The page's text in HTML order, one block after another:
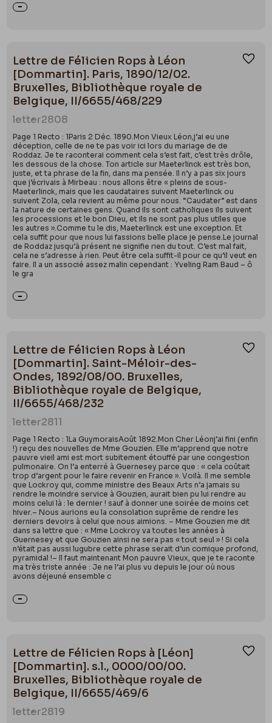
Lettre de Félicien Rops à Léon
[Dommartin]. Paris, 1890/12/02.
Bruxelles, Bibliothèque royale de
Belgique, II/6655/468/229
letter2808
Page 1 Recto : 1Paris 2 Déc. 1890.Mon Vieux Léon,j’ai eu une
déception, celle de ne te pas voir ici lors du mariage de de
Roddaz. Je te raconterai comment cela s’est fait, c’est très drôle,
les dessous de la chose. Ton article sur Maeterlinck est très bon,
juste, et ta phrase de la fin, dans ma pensée. Il n’y a pas six jours
que j’écrivais à Mirbeau : nous allons être « pleins de sous-
Maeterlinck, mais que les caudataires suivent Maeterlinck ou
suivent Zola, cela revient au même pour nous. “Caudater” est dans
la nature de certaines gens. Quand ils sont catholiques ils suivent
les processions et le bon Dieu, et ils ne sont pas plus utiles que
les autres ».Comme tu le dis, Maeterlinck est une exception. Et
cela suffit pour que nous lui fassions belle place je pense.Le journal
de Roddaz jusqu’à présent ne signifie rien du tout. C’est mal fait,
cela ne s’adresse à rien. Peut être cela suffit-il pour ce qu’il veut en
faire. Il a un associé assez malin cependant : Yveling Ram Baud – ô
le gra
Lettre de Félicien Rops à Léon
[Dommartin]. Saint-Méloir-des-
Ondes, 1892/08/00. Bruxelles,
Bibliothèque royale de Belgique,
II/6655/468/232
letter2811
Page 1 Recto : 1La GuymoraisAoût 1892.Mon Cher Léonj’ai fini (enfin
!) reçu des nouvelles de Mme Gouzien. Elle m’apprend que notre
pauvre vieil ami est mort subitement étouffé par une congestion
pulmonaire. On l’a enterré à Guernesey parce que : « cela coûtait
trop d’argent pour le faire revenir en France ». Voilà. Il me semble
que Lockroy qui, comme ministre des Beaux Arts n’a jamais su
rendre le moindre service à Gouzien, aurait bien pu lui rendre au
moins celui là : le dernier ! sauf à donner une soirée de moins cet
hiver.– Nous aurions eu la consolation suprême de rendre les
derniers devoirs à celui que nous aimions. – Mme Gouzien me dit
dans sa lettre que : « Mme Lockroy va toutes les années à
Guernesey et que Gouzien ainsi ne sera pas « tout seul » ! Si cela
n’était pas aussi lugubre cette phrase serait d’un comique profond,
pyramidal !– Il faut maintenant Mon pauvre Vieux, que je te raconte
ma très triste année : Je ne l’ai plus vu depuis le jour où nous
avons déjeuné ensemble c
Lettre de Félicien Rops à [Léon]
[Dommartin]. s.l., 0000/00/00.
Bruxelles, Bibliothèque royale de
Belgique, II/6655/469/6
letter2819